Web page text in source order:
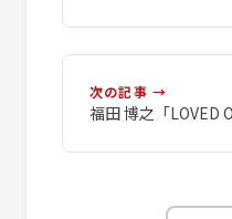
次の記事 →
福田 博之「LOVED